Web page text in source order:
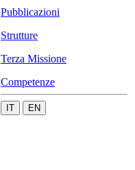
Pubblicazioni
Strutture
Terza Missione
Competenze
IT EN